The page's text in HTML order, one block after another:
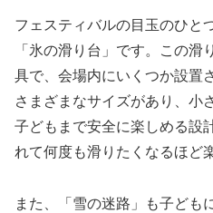
フェスティバルの目玉のひと
「氷の滑り台」です。この
具で、会場内にいくつか設置
さまざまなサイズがあり、小
子どもまで安全に楽しめる設
れて何度も滑りたくなるほど
また、「雪の迷路」も子ども